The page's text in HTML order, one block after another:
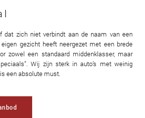
dat zich niet verbindt aan de naam van een
gezicht heeft neergezet met een brede
zowel een standaard middenklasser, maar
Wij zijn sterk in auto’s met weinig
een absolute must.